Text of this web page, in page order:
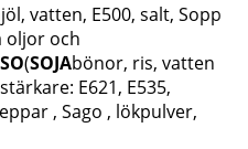
vatten, E500, salt, Sopp
oljor och
(SOJAbönor, ris, vatten
E621, E535,
, Sago , lökpulver,